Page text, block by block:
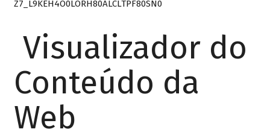
Z7_L9KEH4O0LORH80ALCLTPF80SN0
Visualizador do
Conteúdo da
Web